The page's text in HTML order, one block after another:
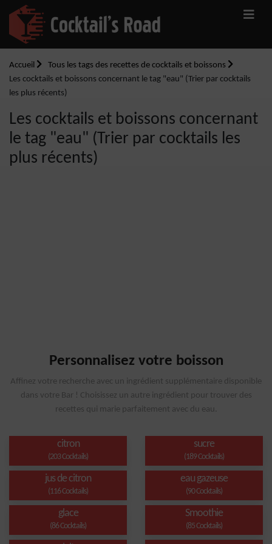
Accueil
Tous les tags des recettes de cocktails et boissons
Les cocktails et boissons concernant le tag "eau" (Trier par cocktails
les plus récents)
Les cocktails et boissons concernant
le tag "eau" (Trier par cocktails les
plus récents)
Personnalisez votre boisson
Affinez votre recherche avec un ingrédient supplémentaire disponible
dans votre Bar ! Choisissez un autre ingrédient pour trouver des
recettes qui marie parfaitement avec du eau.
citron
(203 Cocktails)
sucre
(189 Cocktails)
jus de citron
(116 Cocktails)
eau gazeuse
(90 Cocktails)
glace
(86 Cocktails)
Smoothie
(85 Cocktails)